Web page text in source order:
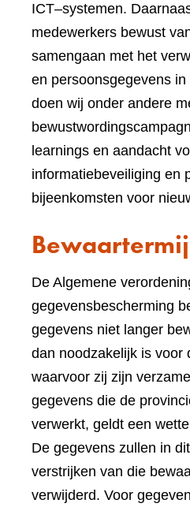
ICT–systemen.
medewerkers bewust
samengaan met het
en persoonsgegevens
doen wij onder andere
learnings en aandacht
informatiebeveiliging en
bijeenkomsten voor
De Algemene
gegevensbescherming
gegevens niet langer
dan noodzakelijk is voor
waarvoor zij zijn
gegevens die de
verwerkt, geldt een
De gegevens zullen in
verstrijken van die
verwijderd. Voor